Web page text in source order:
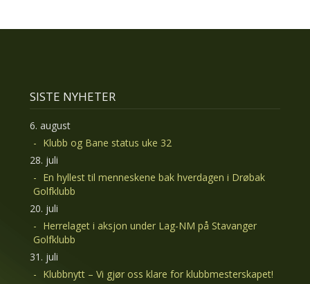
SISTE NYHETER
6. august
Klubb og Bane status uke 32
28. juli
En hyllest til menneskene bak hverdagen i Drøbak
Golfklubb
20. juli
Herrelaget i aksjon under Lag-NM på Stavanger
Golfklubb
31. juli
Klubbnytt – Vi gjør oss klare for klubbmesterskapet!